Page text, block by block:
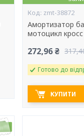
zmt-38872
Амортизатор
мотоцикл
272,96 ₴
Готово до
КУПИТИ